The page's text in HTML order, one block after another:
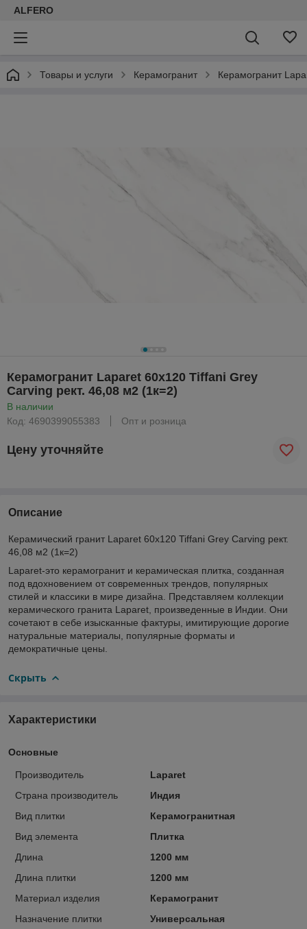
ALFERO
Товары и услуги Керамогранит Керамогранит
Керамогранит Laparet 60x120 Tiffani Grey
Carving рект. 46,08 м2 (1к=2)
В наличии
Код: 4690399055383
Опт и розница
Цену уточняйте
Описание
Керамический гранит Laparet 60x120 Tiffani Grey Carving рект.
46,08 м2 (1к=2)
Laparet-это керамогранит и керамическая плитка, созданная
под вдохновением от современных трендов, популярных
стилей и классики в мире дизайна. Представляем коллекции
керамического гранита Laparet, произведенные в Индии. Они
сочетают в себе изысканные фактуры, имитирующие дорогие
натуральные материалы, популярные форматы и
демократичные цены.
Скрыть
Характеристики
Основные
Производитель
Laparet
Страна производитель
Индия
Вид плитки
Керамогранитная
Вид элемента
Плитка
Длина
1200 мм
Длина плитки
1200 мм
Материал изделия
Керамогранит
Назначение плитки
Универсальная